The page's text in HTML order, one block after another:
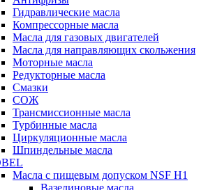
Гидравлические масла
Компрессорные масла
Масла для газовых двигателей
Масла для направляющих скольжения
Моторные масла
Редукторные масла
Смазки
СОЖ
Трансмиссионные масла
Турбинные масла
Циркуляционные масла
Шпиндельные масла
Масла с пищевым допуском NSF H1
Вазелиновые масла